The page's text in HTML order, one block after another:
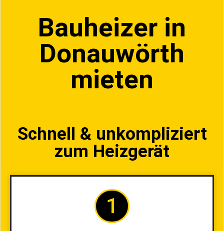
Bauheizer in
Donauwörth
mieten
Schnell & unkompliziert
zum Heizgerät
1